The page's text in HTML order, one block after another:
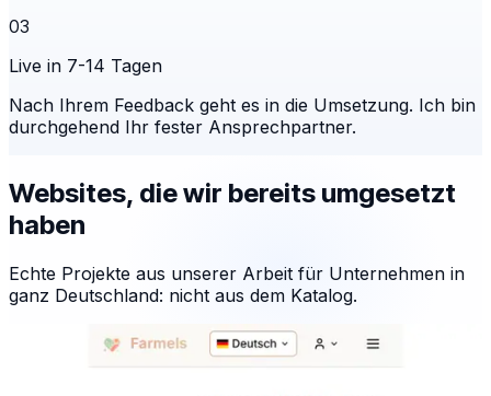
03
Live in 7-14 Tagen
Nach Ihrem Feedback geht es in die Umsetzung. Ich bin
durchgehend Ihr fester Ansprechpartner.
Websites, die wir bereits umgesetzt
haben
Echte Projekte aus unserer Arbeit für Unternehmen in
ganz Deutschland: nicht aus dem Katalog.